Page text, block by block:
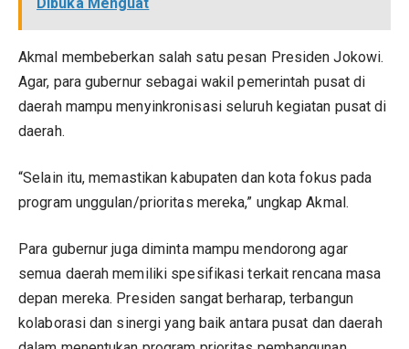
Dibuka Menguat
Akmal membeberkan salah satu pesan Presiden Jokowi.
Agar, para gubernur sebagai wakil pemerintah pusat di
daerah mampu menyinkronisasi seluruh kegiatan pusat di
daerah.
“Selain itu, memastikan kabupaten dan kota fokus pada
program unggulan/prioritas mereka,” ungkap Akmal.
Para gubernur juga diminta mampu mendorong agar
semua daerah memiliki spesifikasi terkait rencana masa
depan mereka. Presiden sangat berharap, terbangun
kolaborasi dan sinergi yang baik antara pusat dan daerah